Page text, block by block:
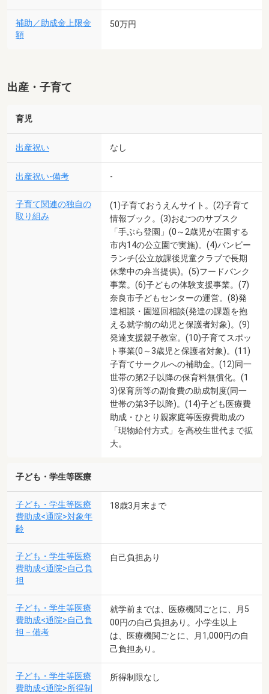
補助／助成金上限金
額
50万円
出産・子育て
育児
出産祝い なし
出産祝い-備考 -
子育て関連の独自の
取り組み
(1)子育ておうえんサイト。(2)子育て
情報ブック。(3)おむつのサブスク
「手ぶら登園」(0～2歳児が在園する
市内14の公立園で実施)。(4)バンビー
ランチ(公立放課後児童クラブで長期
休業中の弁当提供)。(5)フードバンク
事業。(6)子どもの体験支援事業。(7)
奈良市子どもセンターの運営。(8)発
達相談・園巡回相談(発達の課題を抱
える就学前の幼児と保護者対象)。(9)
発達支援親子教室。(10)子育てスポッ
ト事業(0～3歳児と保護者対象)。(11)
子育てサークルへの補助金。(12)同一
世帯の第2子以降の保育料無償化。(1
3)保育所等の副食費の助成制度(同一
世帯の第3子以降)。(14)子ども医療費
助成・ひとり親家庭等医療費助成の
「現物給付方式」を高校生世代まで拡
大。
子ども・学生等医療
子ども・学生等医療
費助成<通院>対象年
齢
18歳3月末まで
子ども・学生等医療
費助成<通院>自己負
担
自己負担あり
子ども・学生等医療
費助成<通院>自己負
担－備考
就学前までは、医療機関ごとに、月5
00円の自己負担あり。小学生以上
は、医療機関ごとに、月1,000円の自
己負担あり。
子ども・学生等医療
費助成<通院>所得制
所得制限なし